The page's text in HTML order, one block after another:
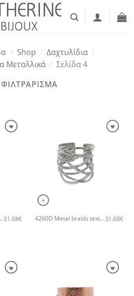
/ Shop / Δαχτυλίδια /
Μεταλλικά / Σελίδα 4
ΦΙΛΤΡΑΡΙΣΜΑ
Catherine bijoux Ροζ χρυσό31.68€
+
4260D Metal braids textures χειροποίητο δαχτυλιδι Catherine bijoux Ασημί31.68€